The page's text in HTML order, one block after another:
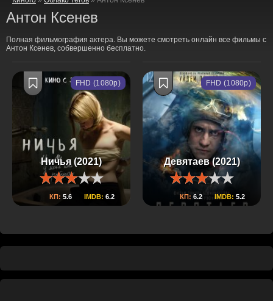
Антон Ксенев
Полная фильмография актера. Вы можете смотреть онлайн все фильмы с
Антон Ксенев, собвершенно бесплатно.
Ничья (2021)
КП: 5.6 IMDB: 6.2
FHD (1080p)
Девятаев (2021)
КП: 6.2 IMDB: 5.2
FHD (1080p)